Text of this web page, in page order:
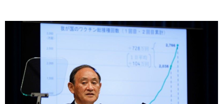
مانغا وأنيمي
علوم وتكنولوجيا